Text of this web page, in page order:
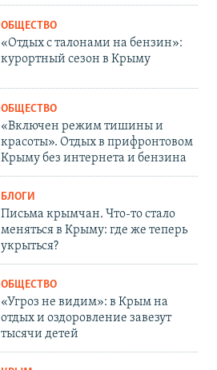
ОБЩЕСТВО
«Отдых с талонами на бензин»:
курортный сезон в Крыму
ОБЩЕСТВО
«Включен режим тишины и
красоты». Отдых в прифронтовом
Крыму без интернета и бензина
БЛОГИ
Письма крымчан. Что-то стало
меняться в Крыму: где же теперь
укрыться?
ОБЩЕСТВО
«Угроз не видим»: в Крым на
отдых и оздоровление завезут
тысячи детей